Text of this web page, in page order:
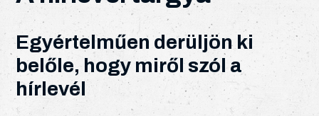
Egyértelműen derüljön ki
belőle, hogy miről szól a
hírlevél